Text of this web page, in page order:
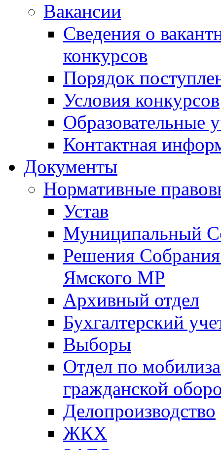
Вакансии
Сведения о
конкурсов
Порядок
Условия конкурсов
Образовательные
Контактная
Документы
Нормативные
Устав
Муниципальный
Решения
Ямского МР
Архивный отдел
Бухгалтерский
Выборы
Отдел по
гражданской
Делопроизводство
ЖКХ